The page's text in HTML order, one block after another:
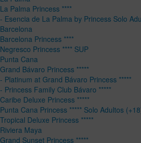
La Palma Princess ****
- Esencia de La Palma by Princess Solo
Barcelona
Barcelona Princess ****
Negresco Princess **** SUP
Punta Cana
Grand Bávaro Princess *****
- Platinum at Grand Bávaro Princess *****
- Princess Family Club Bávaro *****
Caribe Deluxe Princess *****
Punta Cana Princess ***** Solo Adultos
Tropical Deluxe Princess *****
Riviera Maya
Grand Sunset Princess *****